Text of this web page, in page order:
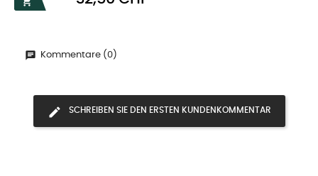
Kommentare (0)
SCHREIBEN SIE DEN ERSTEN KUNDENKOMMENTAR